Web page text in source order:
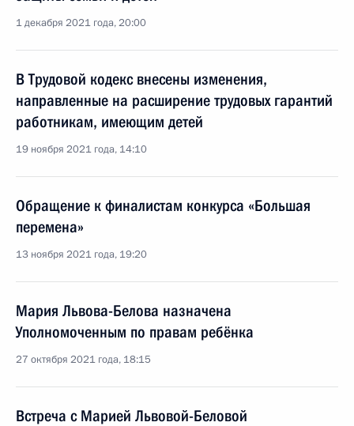
1 декабря 2021 года, 20:00
В Трудовой кодекс внесены изменения,
направленные на расширение трудовых гарантий
работникам, имеющим детей
19 ноября 2021 года, 14:10
Обращение к финалистам конкурса «Большая
перемена»
13 ноября 2021 года, 19:20
Мария Львова-Белова назначена
Уполномоченным по правам ребёнка
27 октября 2021 года, 18:15
Встреча с Марией Львовой-Беловой